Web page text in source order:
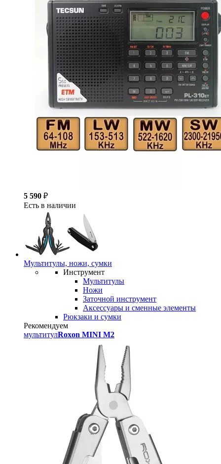
5 590 ₽
Есть в наличии
Мультитулы, ножи, сумки
Инструмент
Мультитулы
Ножи
Заточной инструмент
Аксессуары и сменные элементы
Рюкзаки и сумки
Рекомендуем
мультитулRoxon MINI M2